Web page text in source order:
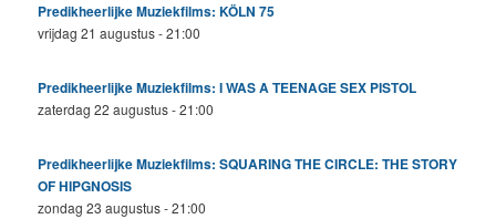
Predikheerlijke Muziekfilms: KÖLN 75
vrijdag 21 augustus - 21:00
Predikheerlijke Muziekfilms: I WAS A TEENAGE SEX PISTOL
zaterdag 22 augustus - 21:00
Predikheerlijke Muziekfilms: SQUARING THE CIRCLE: THE STORY
OF HIPGNOSIS
zondag 23 augustus - 21:00